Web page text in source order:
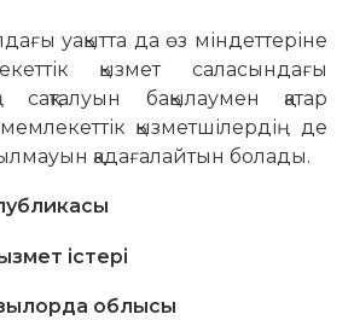
уақытта да өз міндеттеріне
қызмет саласындағы
сақталуын бақылаумен қатар
қызметшілердің де
қадағалайтын болады.
істері
облысы